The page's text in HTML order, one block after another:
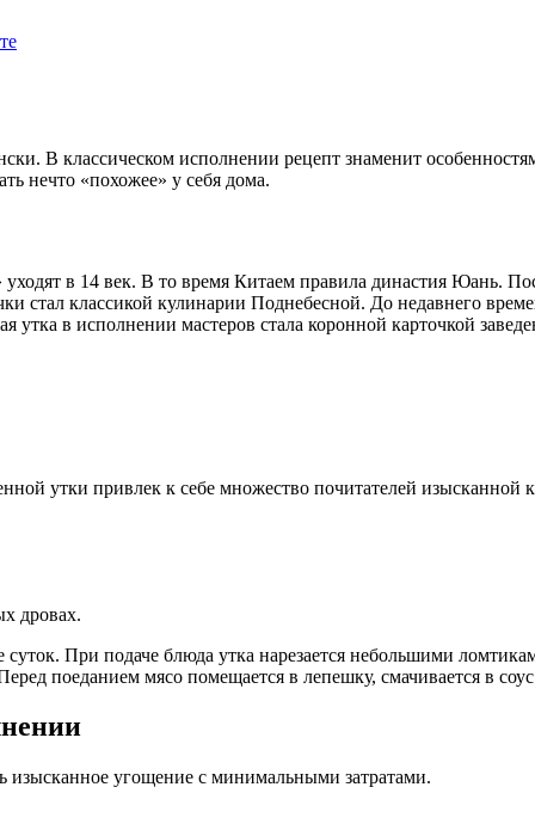
В классическом исполнении рецепт знаменит
нечто «похожее» у себя дома.
в 14 век. В то время Китаем правила династия Юань.
стал классикой кулинарии Поднебесной. До недавнего
утка в исполнении мастеров стала коронной карточкой
утки привлек к себе множество почитателей изысканной
дровах.
При подаче блюда утка нарезается небольшими
поеданием мясо помещается в лепешку, смачивается в
изысканное угощение с минимальными затратами.